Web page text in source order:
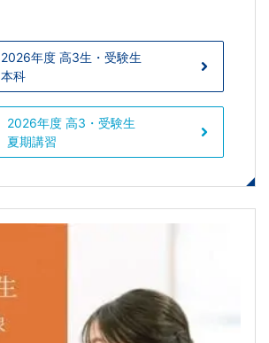
2026年度 高3生・受験生
本科
2026年度 高3・受験生
夏期講習